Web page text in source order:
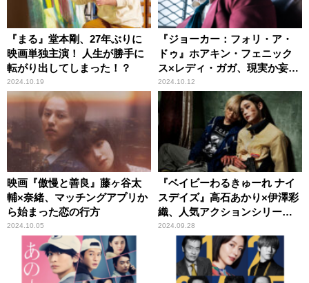
『まる』堂本剛、27年ぶりに
映画単独主演！ 人生が勝手に
転がり出してしまった！？
2024.10.19
『ジョーカー：フォリ・ア・
ドゥ』ホアキン・フェニック
ス×レディ・ガガ、現実か妄想
か。観客の予測を超える衝撃
作が誕生
2024.10.12
映画『傲慢と善良』藤ヶ谷太
輔×奈緒、マッチングアプリか
ら始まった恋の行方
2024.10.05
『ベイビーわるきゅーれ ナイ
スデイズ』高石あかり×伊澤彩
織、人気アクションシリーズ
待望の最新作
2024.09.28